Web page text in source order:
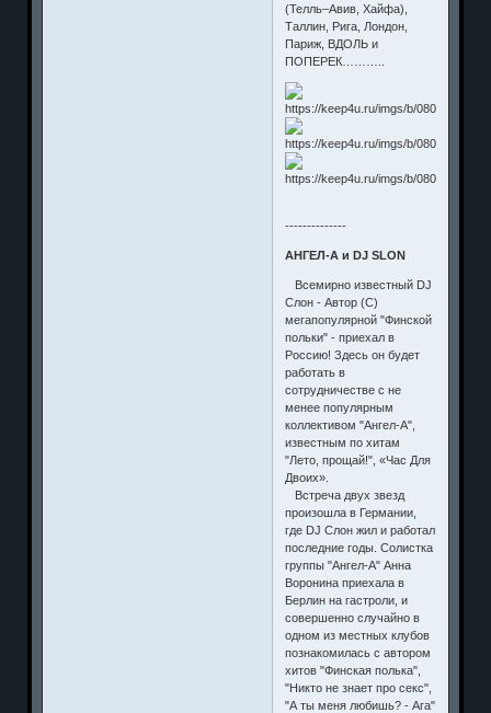
(Телль–Авив, Хайфа),
Таллин, Рига, Лондон,
Париж, ВДОЛЬ и
ПОПЕРЕК………..
Всемирно известный DJ
Слон - Автор (C)
мегапопулярной "Финской
польки" - приехал в
Россию! Здесь он будет
работать в
сотрудничестве с не
менее популярным
коллективом "Ангел-А",
известным по хитам
"Лето, прощай!", «Час Для
Двоих».
Встреча двух звезд
произошла в Германии,
где DJ Слон жил и работал
последние годы. Солистка
группы "Ангел-А" Анна
Воронина приехала в
Берлин на гастроли, и
совершенно случайно в
одном из местных клубов
познакомилась с автором
хитов "Финская полька",
"Никто не знает про секс",